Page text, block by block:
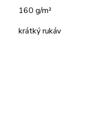
160 g/m²
krátký rukáv